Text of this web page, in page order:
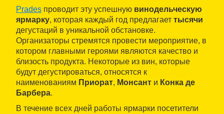
Prades проводит эту успешную винодельческую
ярмарку, которая каждый год предлагает тысячи
дегустаций в уникальной обстановке.
Организаторы стремятся провести мероприятие, в
котором главными героями являются качество и
близость продукта. Некоторые из вин, которые
будут дегустироваться, относятся к
наименованиям Приорат, Монсант и Конка де
Барбера.
В течение всех дней работы ярмарки посетители